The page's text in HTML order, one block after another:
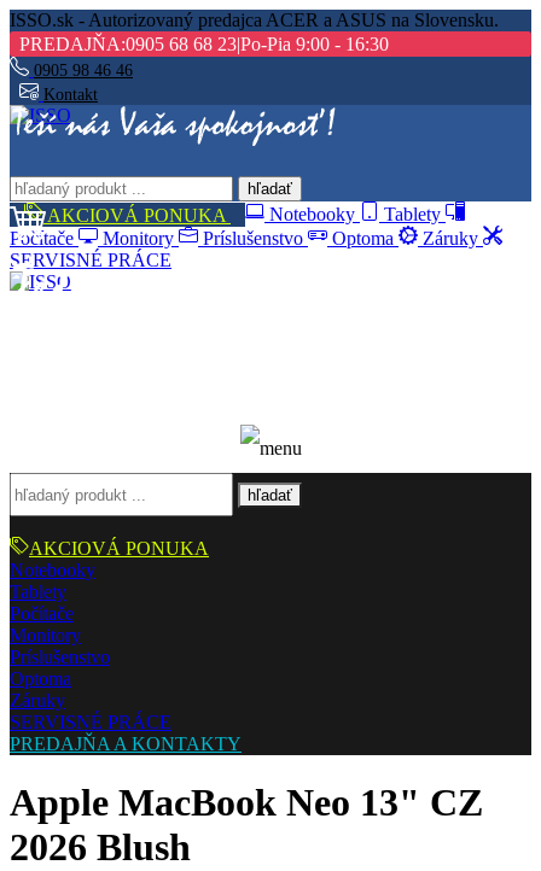
ISSO.sk - Autorizovaný predajca ACER a ASUS na Slovensku.
PREDAJŇA:0905 68 68 23|Po-Pia 9:00 - 16:30
0905 98 46 46
Kontakt
hľadať
AKCIOVÁ PONUKA Notebooky
Tablety
Počítače
Monitory Príslušenstvo Optoma
Záruky
SERVISNÉ PRÁCE
hľadať
AKCIOVÁ PONUKA
Notebooky
Tablety
Počítače
Monitory
Príslušenstvo
Optoma
Záruky
SERVISNÉ PRÁCE
PREDAJŇA A KONTAKTY
Apple MacBook Neo 13" CZ
2026 Blush